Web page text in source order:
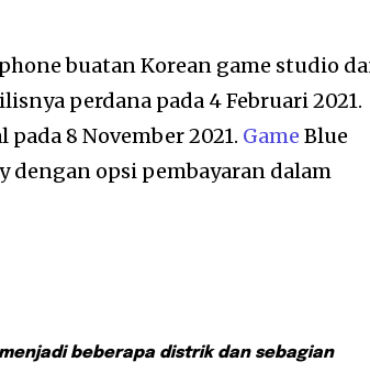
buatan Korean game studio
perdana pada 4 Februari 2021.
8 November 2021. Game Blue
dengan opsi pembayaran dalam
beberapa distrik dan sebagian